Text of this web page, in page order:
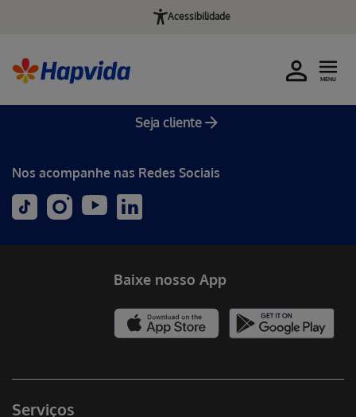
Acessibilidade
Seja cliente
MENU
Nos acompanhe nas Redes Sociais
Serviços
Baixe nosso App